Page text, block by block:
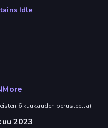
Idle
6 kuukauden perusteella)
2023